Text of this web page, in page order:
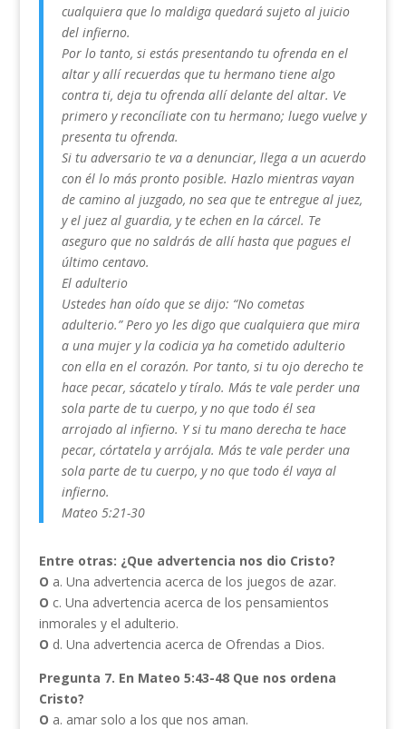
cualquiera que lo maldiga quedará sujeto al juicio
del infierno.
Por lo tanto, si estás presentando tu ofrenda en el
altar y allí recuerdas que tu hermano tiene algo
contra ti, deja tu ofrenda allí delante del altar. Ve
primero y reconcíliate con tu hermano; luego vuelve y
presenta tu ofrenda.
Si tu adversario te va a denunciar, llega a un acuerdo
con él lo más pronto posible. Hazlo mientras vayan
de camino al juzgado, no sea que te entregue al juez,
y el juez al guardia, y te echen en la cárcel. Te
aseguro que no saldrás de allí hasta que pagues el
último centavo.
El adulterio
Ustedes han oído que se dijo: “No cometas
adulterio.” Pero yo les digo que cualquiera que mira
a una mujer y la codicia ya ha cometido adulterio
con ella en el corazón. Por tanto, si tu ojo derecho te
hace pecar, sácatelo y tíralo. Más te vale perder una
sola parte de tu cuerpo, y no que todo él sea
arrojado al infierno. Y si tu mano derecha te hace
pecar, córtatela y arrójala. Más te vale perder una
sola parte de tu cuerpo, y no que todo él vaya al
infierno.
Mateo 5:21-30
Entre otras: ¿Que advertencia nos dio Cristo?
O a. Una advertencia acerca de los juegos de azar.
O c. Una advertencia acerca de los pensamientos
inmorales y el adulterio.
O d. Una advertencia acerca de Ofrendas a Dios.
Pregunta 7. En Mateo 5:43-48 Que nos ordena
Cristo?
O a. amar solo a los que nos aman.